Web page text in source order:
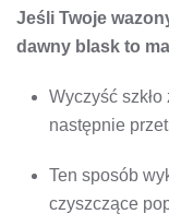
Jeśli Twoje
dawny blask to
Wyczyść
następnie
Ten sposób
czyszczące